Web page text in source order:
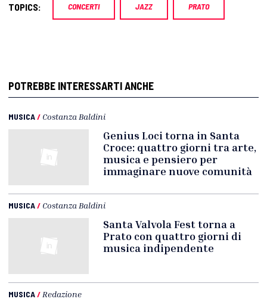
TOPICS: CONCERTI JAZZ PRATO
POTREBBE INTERESSARTI ANCHE
MUSICA/ Costanza Baldini
Genius Loci torna in Santa
Croce: quattro giorni tra arte,
musica e pensiero per
immaginare nuove comunità
MUSICA/ Costanza Baldini
Santa Valvola Fest torna a
Prato con quattro giorni di
musica indipendente
MUSICA/ Redazione